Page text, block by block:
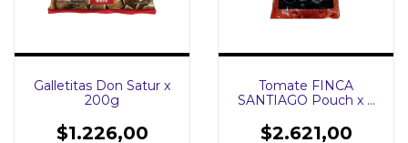
Galletitas Don Satur x
200g
$1.226,00
Tomate FINCA
SANTIAGO Pouch x 2
$2.621,00